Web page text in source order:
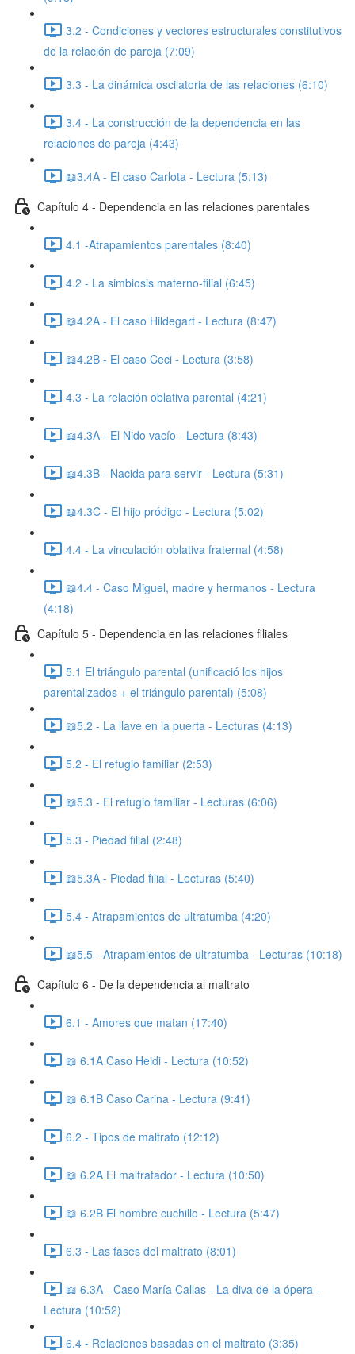
3.2 - Condiciones y vectores estructurales constitutivos
de la relación de pareja (7:09)
3.3 - La dinámica oscilatoria de las relaciones (6:10)
3.4 - La construcción de la dependencia en las
relaciones de pareja (4:43)
📖3.4A - El caso Carlota - Lectura (5:13)
Capítulo 4 - Dependencia en las relaciones parentales
4.1 -Atrapamientos parentales (8:40)
4.2 - La simbiosis materno-filial (6:45)
📖4.2A - El caso Hildegart - Lectura (8:47)
📖4.2B - El caso Ceci - Lectura (3:58)
4.3 - La relación oblativa parental (4:21)
📖4.3A - El Nido vacío - Lectura (8:43)
📖4.3B - Nacida para servir - Lectura (5:31)
📖4.3C - El hijo pródigo - Lectura (5:02)
4.4 - La vinculación oblativa fraternal (4:58)
📖4.4 - Caso Miguel, madre y hermanos - Lectura
(4:18)
Capítulo 5 - Dependencia en las relaciones filiales
5.1 El triángulo parental (unificació los hijos
parentalizados + el triángulo parental) (5:08)
📖5.2 - La llave en la puerta - Lecturas (4:13)
5.2 - El refugio familiar (2:53)
📖5.3 - El refugio familiar - Lecturas (6:06)
5.3 - Piedad filial (2:48)
📖5.3A - Piedad filial - Lecturas (5:40)
5.4 - Atrapamientos de ultratumba (4:20)
📖5.5 - Atrapamientos de ultratumba - Lecturas (10:18)
Capítulo 6 - De la dependencia al maltrato
6.1 - Amores que matan (17:40)
📖 6.1A Caso Heidi - Lectura (10:52)
📖 6.1B Caso Carina - Lectura (9:41)
6.2 - Tipos de maltrato (12:12)
📖 6.2A El maltratador - Lectura (10:50)
📖 6.2B El hombre cuchillo - Lectura (5:47)
6.3 - Las fases del maltrato (8:01)
📖 6.3A - Caso María Callas - La diva de la ópera -
Lectura (10:52)
6.4 - Relaciones basadas en el maltrato (3:35)